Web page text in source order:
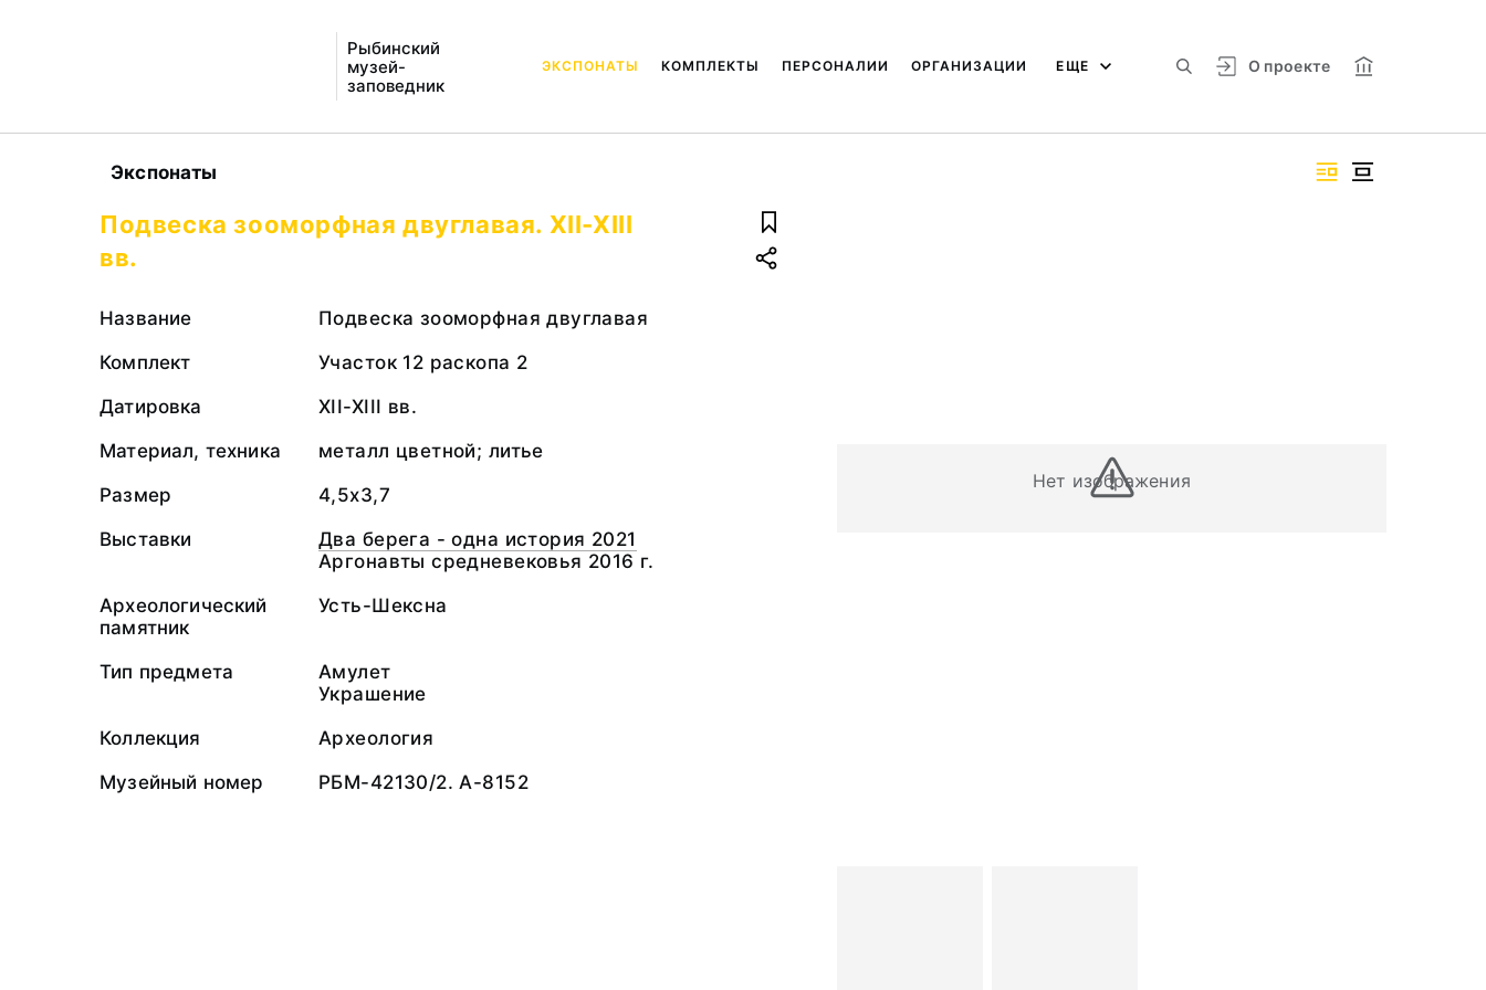
Рыбинский
музей-
заповедник
О проекте
ЭКСПОНАТЫ КОМПЛЕКТЫ ПЕРСОНАЛИИ ОРГАНИЗАЦИИ ЕЩЕ
Экспонаты
Нет изображения
Подвеска зооморфная двуглавая. XII-XIII
вв.
Название
Подвеска зооморфная двуглавая
Комплект
Участок 12 раскопа 2
Датировка
XII-XIII вв.
Материал, техника
металл цветной; литье
Размер
4,5х3,7
Выставки
Два берега - одна история 2021
Аргонавты средневековья 2016 г.
Археологический
памятник
Усть-Шексна
Тип предмета
Амулет
Украшение
Коллекция
Археология
Музейный номер
РБМ-42130/2. А-8152